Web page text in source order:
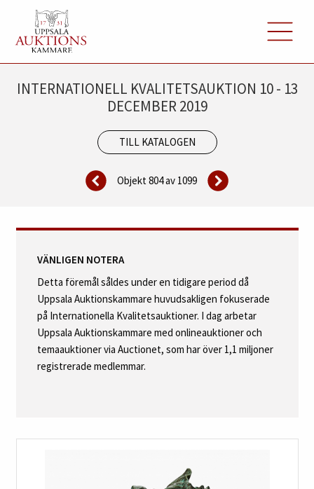
INTERNATIONELL KVALITETSAUKTION 10 - 13
DECEMBER 2019
TILL KATALOGEN
Objekt 804 av 1099
VÄNLIGEN NOTERA
Detta föremål såldes under en tidigare period då
Uppsala Auktionskammare huvudsakligen fokuserade
på Internationella Kvalitetsauktioner. I dag arbetar
Uppsala Auktionskammare med onlineauktioner och
temaauktioner via Auctionet, som har över 1,1 miljoner
registrerade medlemmar.